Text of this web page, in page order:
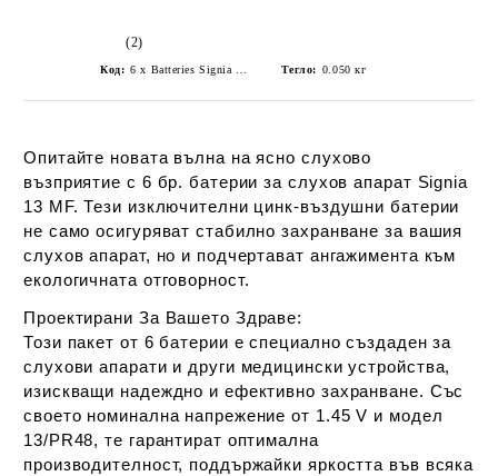
(2)
Код: Тегло: 0.050 кг
Опитайте новата вълна на ясно слухово
възприятие с 6 бр. батерии за слухов апарат Signia
13 MF. Тези изключителни цинк-въздушни батерии
не само осигуряват стабилно захранване за вашия
слухов апарат, но и подчертават ангажимента към
екологичната отговорност.
Проектирани За Вашето Здраве:
Този пакет от 6 батерии е специално създаден за
слухови апарати и други медицински устройства,
изискващи надеждно и ефективно захранване. Със
своето номинална напрежение от 1.45 V и модел
13/PR48, те гарантират оптимална
производителност, поддържайки яркостта във всяка